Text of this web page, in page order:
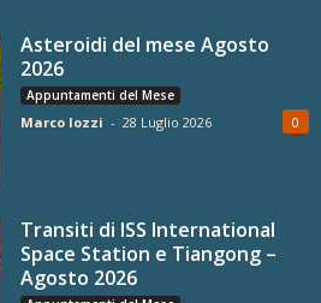
Asteroidi del mese Agosto
2026
Appuntamenti del Mese
Marco Iozzi - 28 Luglio 2026 0
Transiti di ISS International
Space Station e Tiangong –
Agosto 2026